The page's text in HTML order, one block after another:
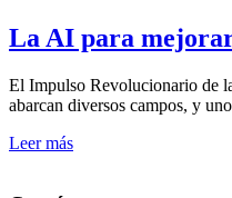
La AI para
El Impulso Revolucionario de
abarcan diversos campos, y
Leer más